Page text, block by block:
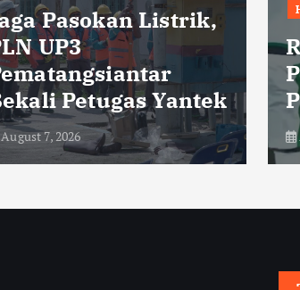
Headline Sepak Bola
Redam Persib,
Persebaya Juara Baru
Piala Presiden
August 7, 2026